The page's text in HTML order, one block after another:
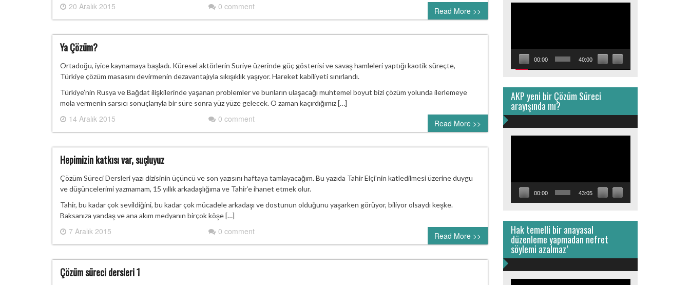
20 Aralık 2015 0 comment Read More >>
Ya Çözüm?
Ortadoğu, iyice kaynamaya başladı. Küresel aktörlerin Suriye üzerinde güç gösterisi ve savaş hamleleri yaptığı kaotik süreçte,
Türkiye çözüm masasını devirmenin dezavantajıyla sıkışıklık yaşıyor. Hareket kabiliyeti sınırlandı.
Türkiye’nin Rusya ve Bağdat ilişkilerinde yaşanan problemler ve bunların ulaşacağı muhtemel boyut bizi çözüm yolunda ilerlemeye
mola vermenin sarsıcı sonuçlarıyla bir süre sonra yüz yüze gelecek. O zaman kaçırdığımız […]
14 Aralık 2015 0 comment Read More >>
Hepimizin katkısı var, suçluyuz
Çözüm Süreci Dersleri yazı dizisinin üçüncü ve son yazısını haftaya tamlayacağım. Bu yazıda Tahir Elçi’nin katledilmesi üzerine duygu
ve düşüncelerimi yazmamam, 15 yıllık arkadaşlığıma ve Tahir’e ihanet etmek olur.
Tahir, bu kadar çok sevildiğini, bu kadar çok mücadele arkadaşı ve dostunun olduğunu yaşarken görüyor, biliyor olsaydı keşke.
Baksanıza yandaş ve ana akım medyanın birçok köşe […]
7 Aralık 2015 0 comment Read More >>
Çözüm süreci dersleri 1
00:00 40:00
AKP yeni bir Çözüm Süreci
arayışında mı?
00:00 43:05
Hak temelli bir anayasal
düzenleme yapmadan nefret
söylemi azalmaz’